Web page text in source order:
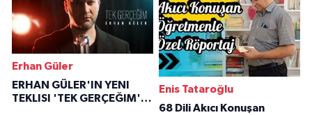
Erhan Güler
ERHAN GÜLER'IN YENI
TEKLISI 'TEK GERÇEĞIM'LE
Enis Tataroğlu
68 Dili Akıcı Konuşan